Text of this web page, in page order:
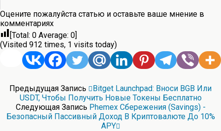
Оцените пожалуйста статью и оставьте ваше мнение в
комментариях
[Total: 0 Average: 0]
(Visited 912 times, 1 visits today)
Предыдущая Запись
Bitget Launchpad: Вноси BGB Или
USDT, Чтобы Получить Новые Токены Бесплатно
Следующая Запись Phemex Сбережения (Savings) -
Безопасный Пассивный Доход В Криптовалюте До 10%
APY